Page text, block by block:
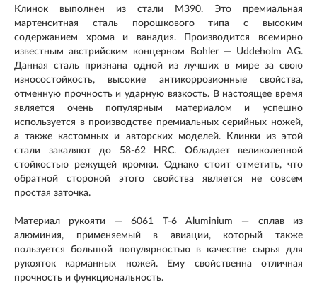
Клинок выполнен из стали M390. Это премиальная
мартенситная сталь порошкового типа с высоким
содержанием хрома и ванадия. Производится всемирно
известным австрийским концерном Bohler — Uddeholm AG.
Данная сталь признана одной из лучших в мире за свою
износостойкость, высокие антикоррозионные свойства,
отменную прочность и ударную вязкость. В настоящее время
является очень популярным материалом и успешно
используется в производстве премиальных серийных ножей,
а также кастомных и авторских моделей. Клинки из этой
стали закаляют до 58-62 HRC. Обладает великолепной
стойкостью режущей кромки. Однако стоит отметить, что
обратной стороной этого свойства является не совсем
простая заточка.
Материал рукояти — 6061 T-6 Aluminium — сплав из
алюминия, применяемый в авиации, который также
пользуется большой популярностью в качестве сырья для
рукояток карманных ножей. Ему свойственна отличная
прочность и функциональность.